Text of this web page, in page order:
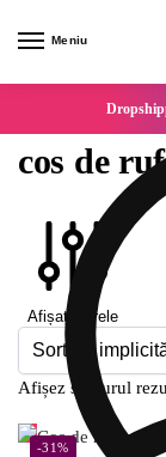
Meniu
cos de
Afișați filtrele
Afișez singurul
-31%